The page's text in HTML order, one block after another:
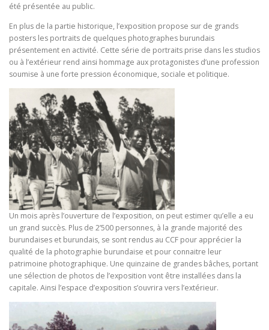
été présentée au public.
En plus de la partie historique, l’exposition propose sur de grands
posters les portraits de quelques photographes burundais
présentement en activité. Cette série de portraits prise dans les studios
ou à l’extérieur rend ainsi hommage aux protagonistes d’une profession
soumise à une forte pression économique, sociale et politique.
Un mois après l’ouverture de l’exposition, on peut estimer qu’elle a eu
un grand succès. Plus de 2’500 personnes, à la grande majorité des
burundaises et burundais, se sont rendus au CCF pour apprécier la
qualité de la photographie burundaise et pour connaitre leur
patrimoine photographique. Une quinzaine de grandes bâches, portant
une sélection de photos de l’exposition vont être installées dans la
capitale. Ainsi l’espace d’exposition s’ouvrira vers l’extérieur.